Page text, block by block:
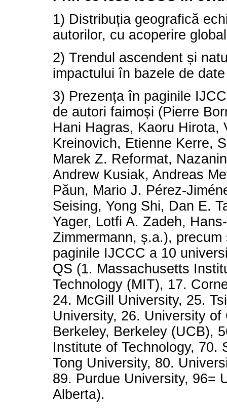
1) Distribuția geografică
autorilor, cu acoperire
2) Trendul ascendent și
impactului în bazele de
3) Prezența în paginile
de autori faimoși (Pierre
Hani Hagras, Kaoru Hirota,
Kreinovich, Etienne Kerre,
Marek Z. Reformat,
Andrew Kusiak, Andreas
Păun, Mario J. Pérez-
Seising, Yong Shi, Dan E.
Yager, Lotfi A. Zadeh,
Zimmermann, ș.a.),
paginile IJCCC a 10
QS (1. Massachusetts
Technology (MIT), 17.
24. McGill University, 25.
University, 26. University of
Berkeley, Berkeley (UCB),
Institute of Technology, 70.
Tong University, 80.
89. Purdue University, 96=
Alberta).